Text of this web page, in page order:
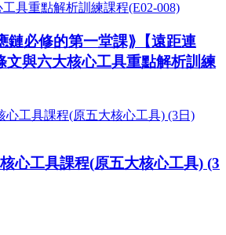
鏈必修的第一堂課⟫【遠距連
文與六大核心工具重點解析訓練
心工具課程(原五大核心工具) (3